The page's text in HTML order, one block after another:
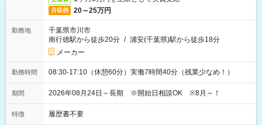
月収例 20～25万円
勤務地
千葉県市川市
南行徳駅から徒歩20分 / 浦安(千葉県)駅から徒歩18分
メーカー
勤務時間 08:30-17:10（休憩60分）実働7時間40分（残業少なめ！）
期間 2026年08月24日～長期 ※開始日相談OK ※8月～！
特徴 履歴書不要